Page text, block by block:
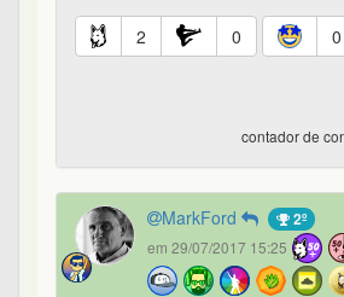
2 0 0
contador de
MarkFord 2º
em 29/07/2017 15:25